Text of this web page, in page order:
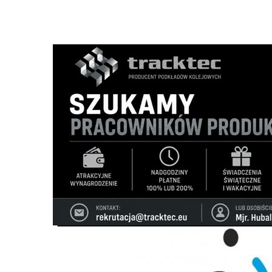
Ścieżka
nawigacyjna
Strona główna Wiadomości /Z życia miasta
Nowe
Z ŻYCIA MIASTA 22/02/2024/ 32 Komentarzy
Nowe logo nie przetrwało nawet doby